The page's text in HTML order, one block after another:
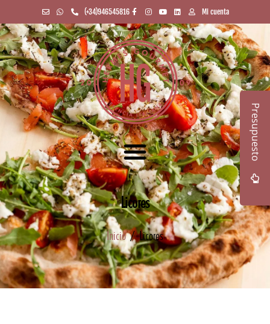
(+34)946545816 Mi cuenta
Licores
Inicio/ Licores
Presupuesto